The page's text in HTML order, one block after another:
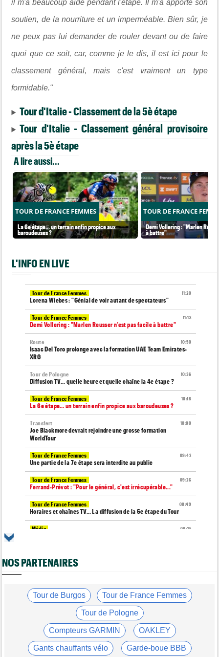
il m'a beaucoup aidé pendant l'étape. Il m'a apporté son
soutien, de la nourriture et un imperméable. Bien sûr, je
ne peux pas lui demander de rouler devant ou de faire
quoi que ce soit, car, comme je le dis, il est ici pour le
classement général, mais c'est vraiment un type
formidable."
Tour d'Italie - Classement de la 5è étape
Tour d'Italie - Classement général provisoire
après la 5è étape
A lire aussi...
TOUR DE FRANCE FEMMES
La 6e étape… un terrain enfin propice aux
baroudeuses ?
TOUR DE FRANCE
Demi Vollering : "Marlen
à battre"
L'INFO EN LIVE
11:20
Tour de France Femmes
Lorena Wiebes : "Génial de voir autant de spectateurs"
11:13
Tour de France Femmes
Demi Vollering : "Marlen Reusser n’est pas facile à battre"
10:50
Route
Isaac Del Toro prolonge avec la formation UAE Team Emirates-
XRG
10:36
Tour de Pologne
Diffusion TV... quelle heure et quelle chaîne la 4e étape ?
10:18
Tour de France Femmes
La 6e étape… un terrain enfin propice aux baroudeuses ?
10:00
Transfert
Joe Blackmore devrait rejoindre une grosse formation
WorldTour
09:42
Tour de France Femmes
Une partie de la 7e étape sera interdite au public
09:26
Tour de France Femmes
Ferrand-Prévot : "Pour le général, c'est irrécupérable..."
08:49
Tour de France Femmes
Horaires et chaînes TV… La diffusion de la 6e étape du Tour
08:25
Média
A quelle heure et sur quelle chaîne suivre la 3e étape à la TV ?
semaine
Quels sont les prochains défis de Tadej Pogacar ?
Média
Toutes nos vidéos de cyclisme sont sur Youtube : Cyclism'Actu
TV
NOS PARTENAIRES
Tour de Burgos Tour de France Femmes
Tour de Pologne
Compteurs GARMIN OAKLEY
Gants chauffants vélo Garde-boue BBB